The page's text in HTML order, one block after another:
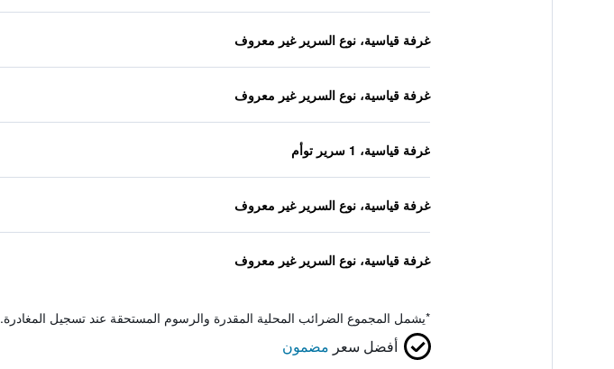
غرفة قياسية، نوع السرير غير معروف
غرفة قياسية، نوع السرير غير معروف
غرفة قياسية، 1 سرير توأم
غرفة قياسية، نوع السرير غير معروف
غرفة قياسية، نوع السرير غير معروف
*يشمل المجموع الضرائب المحلية المقدرة والرسوم المستحقة عند تسجيل المغادرة.
أفضل سعر مضمون